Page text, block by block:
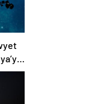
de